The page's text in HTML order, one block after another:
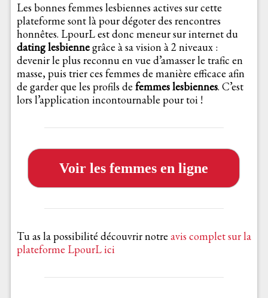
Les bonnes femmes lesbiennes actives sur cette
plateforme sont là pour dégoter des rencontres
honnêtes. LpourL est donc meneur sur internet du
dating lesbiennegrâce à sa vision à 2 niveaux :
devenir le plus reconnu en vue d’amasser le trafic en
masse, puis trier ces femmes de manière efficace afin
de garder que les profils de femmes lesbiennes. C’est
lors l’application incontournable pour toi !
Voir les femmes en ligne
Tu as la possibilité découvrir notre avis complet sur la
plateforme LpourL ici